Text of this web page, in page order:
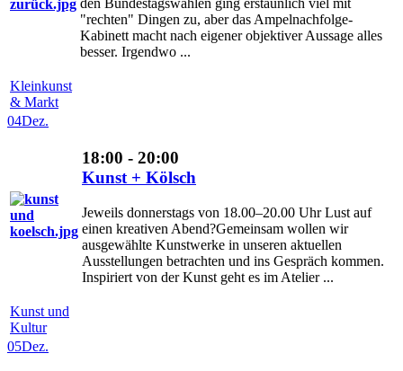
den Bundestagswahlen ging erstaunlich viel mit
"rechten" Dingen zu, aber das Ampelnachfolge-
Kabinett macht nach eigener objektiver Aussage alles
besser. Irgendwo ...
Kleinkunst
& Markt
04Dez.
18:00 - 20:00
Kunst + Kölsch
Jeweils donnerstags von 18.00–20.00 Uhr Lust auf
einen kreativen Abend?Gemeinsam wollen wir
ausgewählte Kunstwerke in unseren aktuellen
Ausstellungen betrachten und ins Gespräch kommen.
Inspiriert von der Kunst geht es im Atelier ...
Kunst und
Kultur
05Dez.